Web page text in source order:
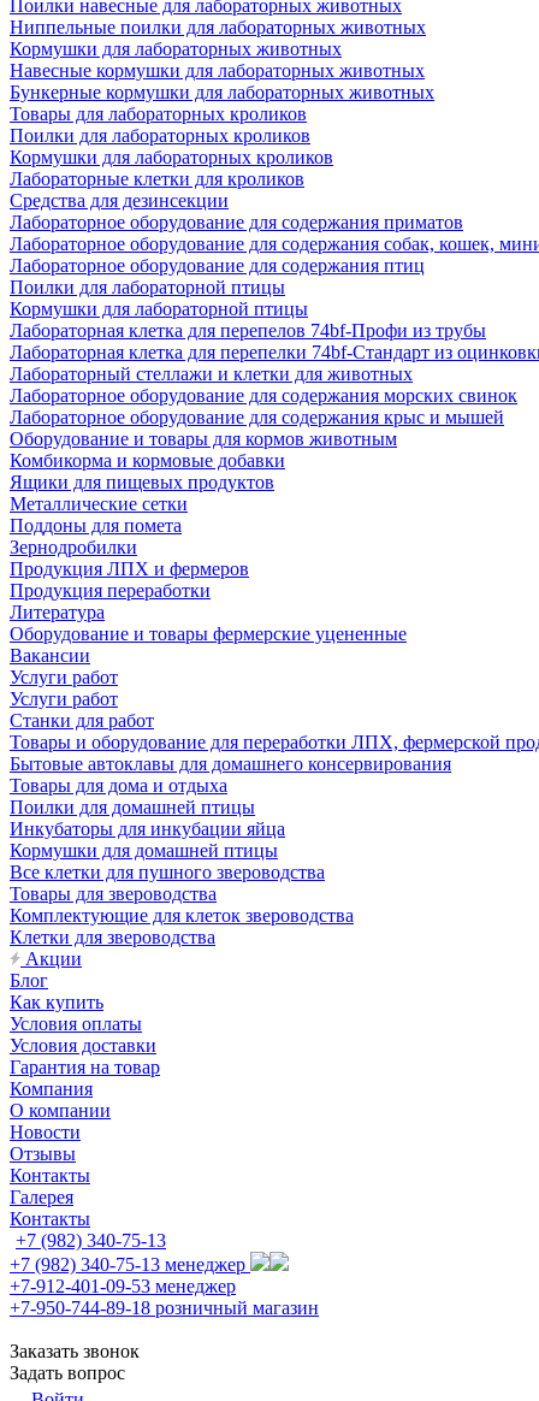
Поилки навесные для лабораторных животных
Ниппельные поилки для лабораторных животных
Кормушки для лабораторных животных
Навесные кормушки для лабораторных животных
Бункерные кормушки для лабораторных животных
Товары для лабораторных кроликов
Поилки для лабораторных кроликов
Кормушки для лабораторных кроликов
Лабораторные клетки для кроликов
Средства для дезинсекции
Лабораторное оборудование для содержания приматов
Лабораторное оборудование для содержания собак, кошек,
Лабораторное оборудование для содержания птиц
Поилки для лабораторной птицы
Кормушки для лабораторной птицы
Лабораторная клетка для перепелов 74bf-Профи из трубы
Лабораторная клетка для перепелки 74bf-Стандарт из
Лабораторный стеллажи и клетки для животных
Лабораторное оборудование для содержания морских свинок
Лабораторное оборудование для содержания крыс и мышей
Оборудование и товары для кормов животным
Комбикорма и кормовые добавки
Ящики для пищевых продуктов
Металлические сетки
Поддоны для помета
Зернодробилки
Продукция ЛПХ и фермеров
Продукция переработки
Литература
Оборудование и товары фермерские уцененные
Вакансии
Услуги работ
Услуги работ
Станки для работ
Товары и оборудование для переработки ЛПХ, фермерской
Бытовые автоклавы для домашнего консервирования
Товары для дома и отдыха
Поилки для домашней птицы
Инкубаторы для инкубации яйца
Кормушки для домашней птицы
Все клетки для пушного звероводства
Товары для звероводства
Комплектующие для клеток звероводства
Клетки для звероводства
Акции
Блог
Как купить
Условия оплаты
Условия доставки
Гарантия на товар
Компания
О компании
Новости
Отзывы
Контакты
Галерея
Контакты
+7 (982) 340-75-13
+7 (982) 340-75-13 менеджер
+7-912-401-09-53 менеджер
+7-950-744-89-18 розничный магазин
Заказать звонок
Задать вопрос